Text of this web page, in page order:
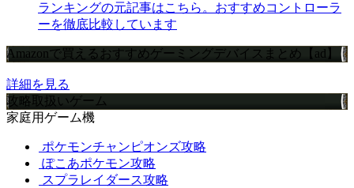
ランキングの元記事はこちら。おすすめコントローラ
ーを徹底比較しています
Amazonで買えるおすすめゲーミングデバイスまとめ【ad】
詳細を見る
攻略取扱いゲーム
家庭用ゲーム機
ポケモンチャンピオンズ攻略
ぽこあポケモン攻略
スプラレイダース攻略